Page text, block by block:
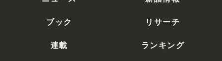
ブック
リサーチ
連載
ランキング